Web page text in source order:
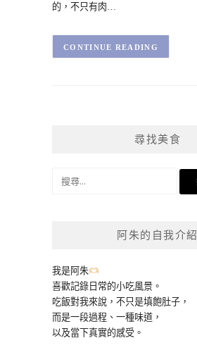
的，不只有肉…
CONTINUE READING
尋找美食
阿朱的自我介紹
我是阿朱
喜歡記錄日常的小吃風景。
吃飯對我來說，不只是填飽肚子，
而是一段過程、一種味道，
以及當下真實的感受。